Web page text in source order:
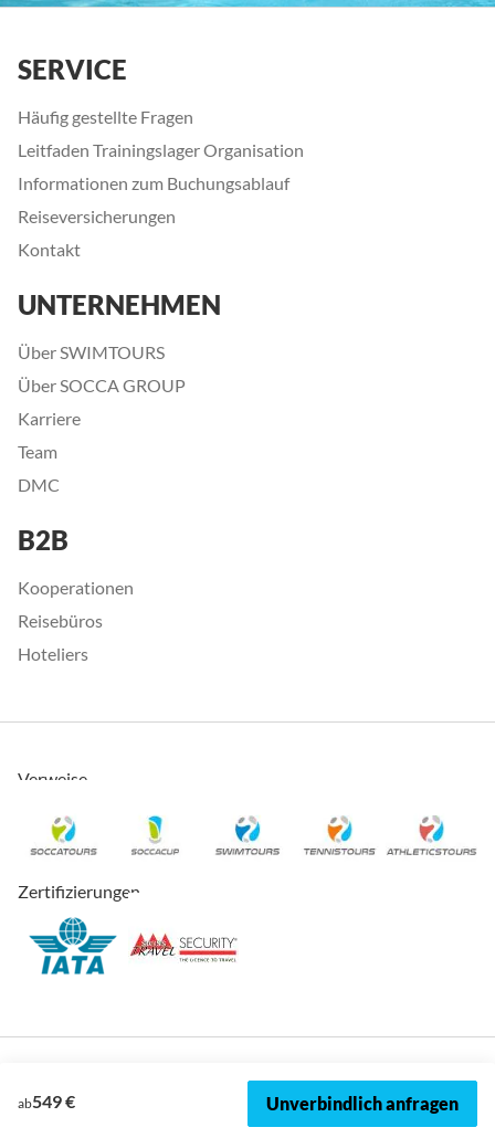
ab549 € Unverbindlich anfragen
SERVICE
Häufig gestellte Fragen
Leitfaden Trainingslager Organisation
Informationen zum Buchungsablauf
Reiseversicherungen
Kontakt
UNTERNEHMEN
Über SWIMTOURS
Über SOCCA GROUP
Karriere
Team
DMC
B2B
Kooperationen
Reisebüros
Hoteliers
Verweise
Zertifizierungen